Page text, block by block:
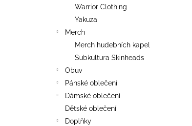
Warrior Clothing
Yakuza
Merch
Merch hudebních kapel
Subkultura Skinheads
Obuv
Pánské oblečení
Dámské oblečení
Dětské oblečení
Doplňky